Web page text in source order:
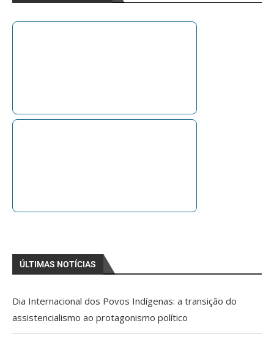
ÚLTIMAS NOTÍCIAS
Dia Internacional dos Povos Indígenas: a transição do
assistencialismo ao protagonismo político